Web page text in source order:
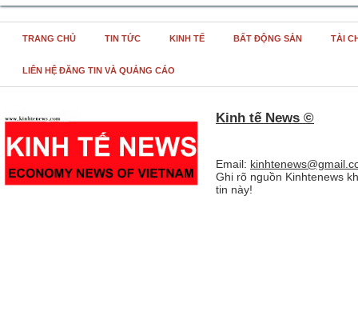
TRANG CHỦ TIN TỨC KINH TẾ BẤT ĐỘNG SẢN TÀI
LIÊN HỆ ĐĂNG TIN VÀ QUẢNG CÁO
Kinh tế News ©
Email:
Ghi rõ nguồn Kinhtenews
tin này!